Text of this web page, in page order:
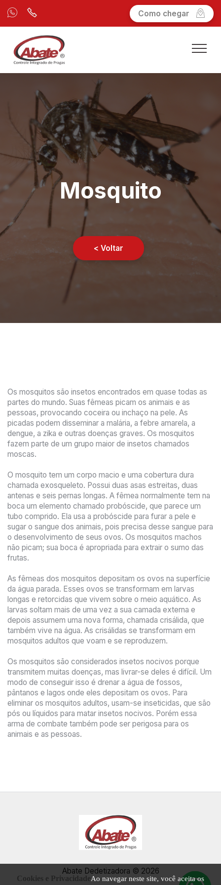
Como chegar
Mosquito
< Voltar
Os mosquitos são insetos encontrados em quase todas as
partes do mundo. Suas fêmeas picam os animais e as
pessoas, provocando coceira ou inchaço na pele. As
picadas podem disseminar a malária, a febre amarela, a
dengue, a zika e outras doenças graves. Os mosquitos
fazem parte de um grupo maior de insetos chamados
moscas.
O mosquito tem um corpo macio e uma cobertura dura
chamada exosqueleto. Possui duas asas estreitas, duas
antenas e seis pernas longas. A fêmea normalmente tem na
boca um elemento chamado probóscide, que parece um
tubo comprido. Ela usa a probóscide para furar a pele e
sugar o sangue dos animais, pois precisa desse sangue para
o desenvolvimento de seus ovos. Os mosquitos machos
não picam; sua boca é apropriada para extrair o sumo das
frutas.
As fêmeas dos mosquitos depositam os ovos na superfície
da água parada. Esses ovos se transformam em larvas
longas e retorcidas que vivem sobre o meio aquático. As
larvas soltam mais de uma vez a sua camada externa e
depois assumem uma nova forma, chamada crisálida, que
também vive na água. As crisálidas se transformam em
mosquitos adultos que voam e se reproduzem.
Os mosquitos são considerados insetos nocivos porque
transmitem muitas doenças, mas livrar-se deles é difícil. Um
modo de conseguir isso é drenar a água de fossos,
pântanos e lagos onde eles depositam os ovos. Para
eliminar os mosquitos adultos, usam-se inseticidas, que são
pós ou líquidos para matar insetos nocivos. Porém essa
arma de combate também pode ser perigosa para os
animais e as pessoas.
Abate Dedetizadora © 2026
Cookies e PrivacidadeAo navegar neste site, você aceita os